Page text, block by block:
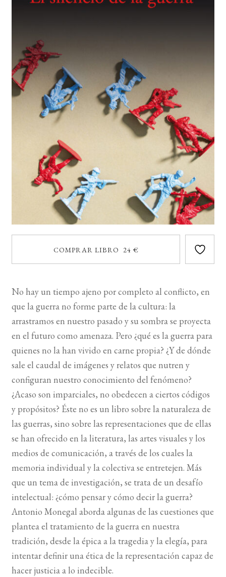
COMPRAR LIBRO 24 €
No hay un tiempo ajeno por completo al conflicto, en
que la guerra no forme parte de la cultura: la
arrastramos en nuestro pasado y su sombra se proyecta
en el futuro como amenaza. Pero ¿qué es la guerra para
quienes no la han vivido en carne propia? ¿Y de dónde
sale el caudal de imágenes y relatos que nutren y
configuran nuestro conocimiento del fenómeno?
¿Acaso son imparciales, no obedecen a ciertos códigos
y propósitos? Éste no es un libro sobre la naturaleza de
las guerras, sino sobre las representaciones que de ellas
se han ofrecido en la literatura, las artes visuales y los
medios de comunicación, a través de los cuales la
memoria individual y la colectiva se entretejen. Más
que un tema de investigación, se trata de un desafío
intelectual: ¿cómo pensar y cómo decir la guerra?
Antonio Monegal aborda algunas de las cuestiones que
plantea el tratamiento de la guerra en nuestra
tradición, desde la épica a la tragedia y la elegía, para
intentar definir una ética de la representación capaz de
hacer justicia a lo indecible.